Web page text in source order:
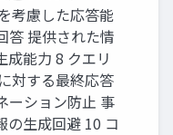
考慮した応答能
答 提供された情
成能力 8 クエリ
対する最終応答
ーション防止 事
の生成回避 10 コ